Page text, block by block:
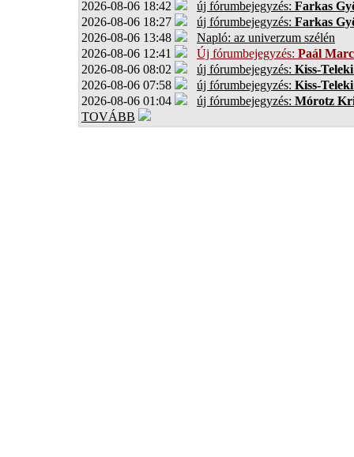
2026-08-06 18:42 új fórumbejegyzés: Farkas
2026-08-06 18:27
új fórumbejegyzés: Farkas
2026-08-06 13:48
Napló: az univerzum szélén
2026-08-06 12:41
Új fórumbejegyzés: Paál
2026-08-06 08:02
új fórumbejegyzés: Kiss-
2026-08-06 07:58
új fórumbejegyzés: Kiss-
2026-08-06 01:04
új fórumbejegyzés: Mórotz
TOVÁBB